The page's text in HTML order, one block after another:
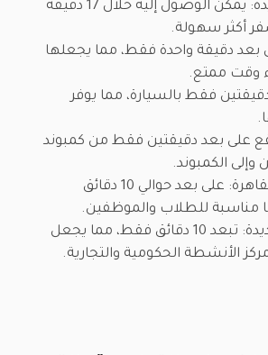
مطار العاصمة الجديدة: يمكن الوصول إليه خلال 17 دقيقة
أكثر سهولة.
بعد دقيقة واحدة فقط، مما يجعلها
وقت ممتع.
فقط بالسيارة، مما يوفر
على بعد دقيقتين فقط من كمبوند
الكمبوند.
الجامعة الأمريكية بالقاهرة: على بعد حوالي 10 دقائق
مناسبة للطلاب والموظفين.
العاصمة الإدارية الجديدة: تبعد 10 دقائق فقط، مما يجعل
الأنشطة الحكومية والتجارية.